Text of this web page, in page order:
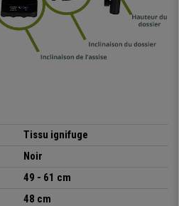
choisir celle qui vous plaît le plus et qui
chaise pour uneutilisation
par son
(UNI EN 1021-1:2006)
dense (30 kg/m3)
Tissu ignifuge
Noir
49 - 61 cm
48 cm